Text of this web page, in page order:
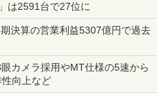
は2591台で27位に
決算の営業利益5307億円で過去
カメラ採用やMT仕様の5速から
向上など